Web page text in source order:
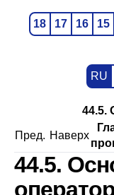
18
17 16 15
RU
44.5.
Пред. Наверх
44.5.